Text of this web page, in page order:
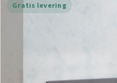
Gratis levering